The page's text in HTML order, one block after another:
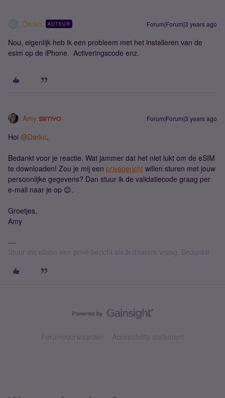
Darko AUTEUR Forum|Forum|3 years ago
Nou, eigenlijk heb ik een probleem met het installeren van de
esim op de iPhone. Activeringscode enz.
Amy Forum|Forum|3 years ago
Hoi @Darko,
Bedankt voor je reactie. Wat jammer dat het niet lukt om de eSIM
te downloaden! Zou je mij een privébericht willen sturen met jouw
persoonlijke gegevens? Dan stuur ik de validatiecode graag per
e-mail naar je op 😊.
Groetjes,
Amy
Stuur mij alleen een privé bericht als ik daarom vraag. Bedankt!
Forumvoorwaarden Accessibility statement